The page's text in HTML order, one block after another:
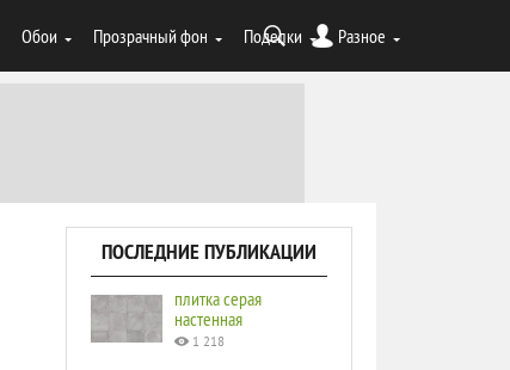
Обои Прозрачный фон Поделки Разное
ПОСЛЕДНИЕ ПУБЛИКАЦИИ
плитка серая
настенная
1 218